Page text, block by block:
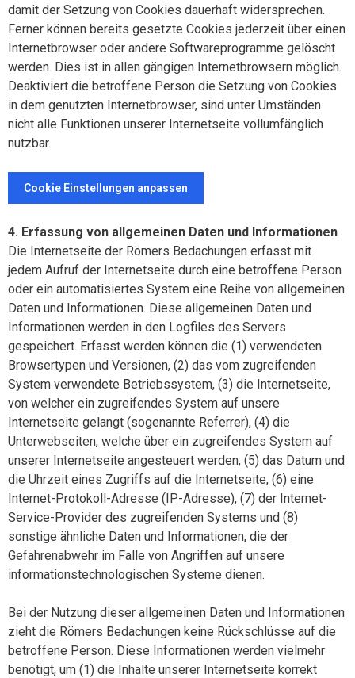
damit der Setzung von Cookies dauerhaft widersprechen.
Ferner können bereits gesetzte Cookies jederzeit über einen
Internetbrowser oder andere Softwareprogramme gelöscht
werden. Dies ist in allen gängigen Internetbrowsern möglich.
Deaktiviert die betroffene Person die Setzung von Cookies
in dem genutzten Internetbrowser, sind unter Umständen
nicht alle Funktionen unserer Internetseite vollumfänglich
nutzbar.
Cookie Einstellungen anpassen
4. Erfassung von allgemeinen Daten und Informationen
Die Internetseite der Römers Bedachungen erfasst mit
jedem Aufruf der Internetseite durch eine betroffene Person
oder ein automatisiertes System eine Reihe von allgemeinen
Daten und Informationen. Diese allgemeinen Daten und
Informationen werden in den Logfiles des Servers
gespeichert. Erfasst werden können die (1) verwendeten
Browsertypen und Versionen, (2) das vom zugreifenden
System verwendete Betriebssystem, (3) die Internetseite,
von welcher ein zugreifendes System auf unsere
Internetseite gelangt (sogenannte Referrer), (4) die
Unterwebseiten, welche über ein zugreifendes System auf
unserer Internetseite angesteuert werden, (5) das Datum und
die Uhrzeit eines Zugriffs auf die Internetseite, (6) eine
Internet-Protokoll-Adresse (IP-Adresse), (7) der Internet-
Service-Provider des zugreifenden Systems und (8)
sonstige ähnliche Daten und Informationen, die der
Gefahrenabwehr im Falle von Angriffen auf unsere
informationstechnologischen Systeme dienen.
Bei der Nutzung dieser allgemeinen Daten und Informationen
zieht die Römers Bedachungen keine Rückschlüsse auf die
betroffene Person. Diese Informationen werden vielmehr
benötigt, um (1) die Inhalte unserer Internetseite korrekt